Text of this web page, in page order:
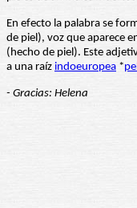
En efecto la palabra se
de piel), voz que aparece
(hecho de piel). Este
a una raíz indoeuropea *
- Gracias: Helena